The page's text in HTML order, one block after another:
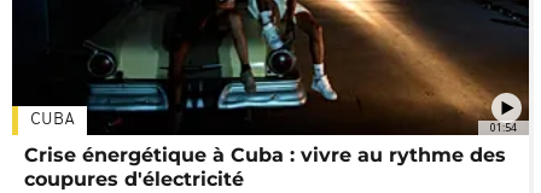
01:54
CUBA
Crise énergétique à Cuba : vivre au rythme des
coupures d'électricité